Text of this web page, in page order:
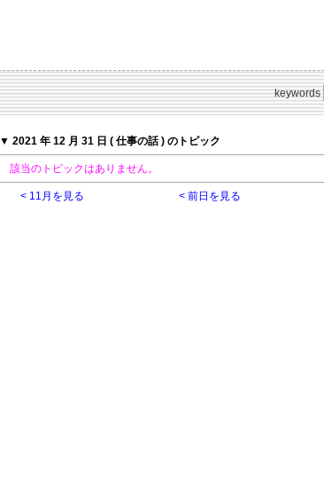
keywords
▼ 2021 年 12 月 31 日 ( 仕事の話 ) のトピック
該当のトピックはありません。
< 11月を見る < 前日を見る